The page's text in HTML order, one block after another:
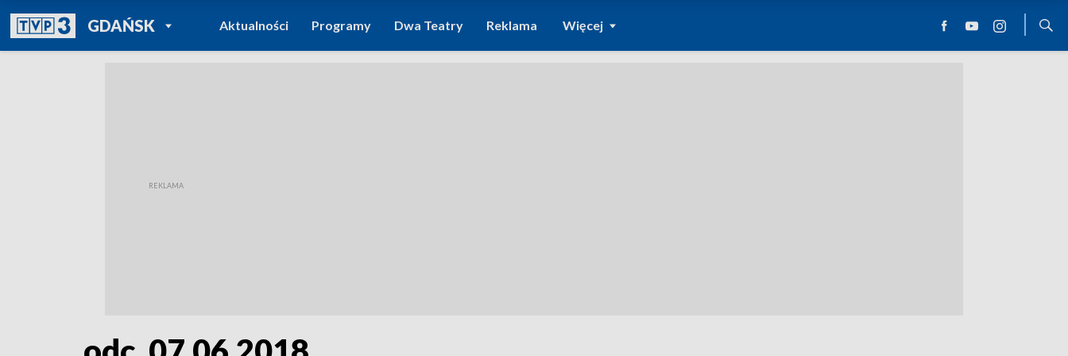
GDAŃSKPOWRÓT DO
TVP REGIONY
Aktualności Programy Dwa Teatry Reklama Więcej